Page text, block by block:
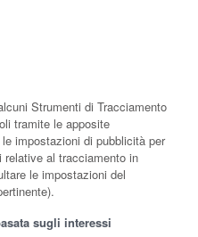
Strumenti di Tracciamento
tramite le apposite
impostazioni di pubblicità per
al tracciamento in
le impostazioni del
sugli interessi